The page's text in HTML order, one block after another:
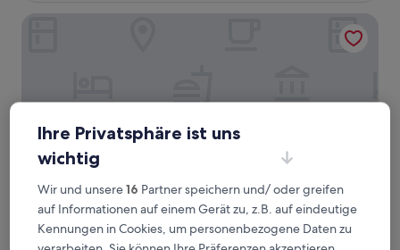
Bewertungen)
The Vault Hotel, WorldHotels Crafted
The Vault Hotel, WorldHotels Crafted
Ihre Privatsphäre ist uns
wichtig
Wir und unsere16 Partner speichern und/ oder greifen
auf Informationen auf einem Gerät zu, z.B. auf eindeutige
Kennungen in Cookies, um personenbezogene Daten zu